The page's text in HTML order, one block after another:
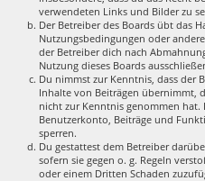
verwendeten Links und Bilder zu
Der Betreiber des Boards übt das
Nutzungsbedingungen oder
der Betreiber dich nach
Nutzung dieses Boards
Du nimmst zur Kenntnis, dass der
Inhalte von Beiträgen übernimmt,
nicht zur Kenntnis genommen hat.
Benutzerkonto, Beiträge und
sperren.
Du gestattest dem Betreiber
sofern sie gegen o. g. Regeln
oder einem Dritten Schaden